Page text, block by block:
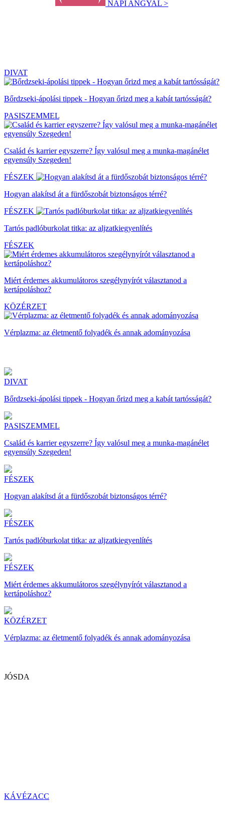
NAPI ANGYAL >
DIVAT
Bőrdzseki-ápolási tippek - Hogyan őrizd meg a kabát tartósságát?
PASISZEMMEL
Család és karrier egyszerre? Így valósul meg a munka-magánélet
egyensúly Szegeden!
FÉSZEK
Hogyan alakítsd át a fürdőszobát biztonságos térré?
FÉSZEK
Tartós padlóburkolat titka: az aljzatkiegyenlítés
FÉSZEK
Miért érdemes akkumulátoros szegélynyírót választanod a
kertápoláshoz?
KÖZÉRZET
Vérplazma: az életmentő folyadék és annak adományozása
DIVAT
Bőrdzseki-ápolási tippek - Hogyan őrizd meg a kabát tartósságát?
PASISZEMMEL
Család és karrier egyszerre? Így valósul meg a munka-magánélet
egyensúly Szegeden!
FÉSZEK
Hogyan alakítsd át a fürdőszobát biztonságos térré?
FÉSZEK
Tartós padlóburkolat titka: az aljzatkiegyenlítés
FÉSZEK
Miért érdemes akkumulátoros szegélynyírót választanod a
kertápoláshoz?
KÖZÉRZET
Vérplazma: az életmentő folyadék és annak adományozása
JÓSDA
KÁVÉZACC